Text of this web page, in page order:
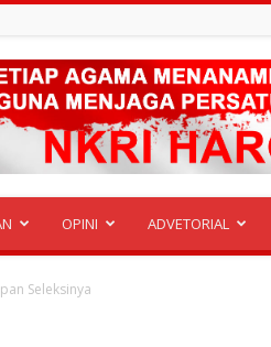
OPINI ADVETORIAL
Seleksinya